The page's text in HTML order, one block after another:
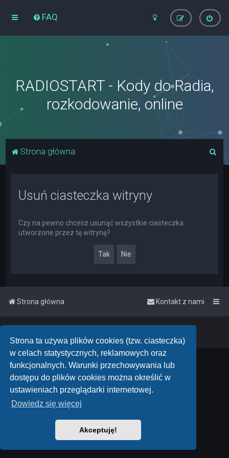
Strona ta używa plików cookies (tzw. ciasteczka)
w celach statystycznych, reklamowych oraz
funkcjonalnych. Warunki przechowywania lub
dostępu do plików cookies można określić w
ustawieniach przeglądarki internetowej.
Dowiedz się więcej
Akceptuję!
FAQ
RADIOSTART - Kody do Radia,
rozkodowanie, online
Strona główna
Usuń ciasteczka witryny
Czy na pewno chcesz usunąć wszystkie ciasteczka
utworzone przez tę witrynę?
Strona główna Kontakt z nami
Powered byphpBB™• Design byPlanetStyles
Polski pakiet językowy dostarcza phpBB.pl